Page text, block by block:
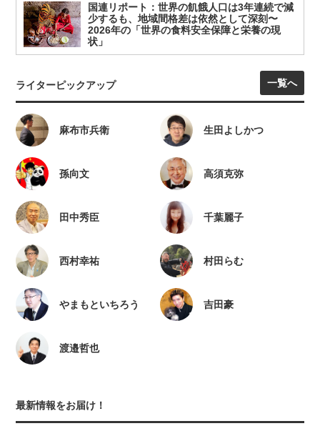
国連リポート：世界の飢餓人口は3年連続で減
少するも、地域間格差は依然として深刻〜
2026年の「世界の食料安全保障と栄養の現
状」
ライターピックアップ 一覧へ
麻布市兵衛 生田よしかつ
孫向文 高須克弥
田中秀臣 千葉麗子
西村幸祐 村田らむ
やまもといちろう 吉田豪
渡邉哲也
最新情報をお届け！